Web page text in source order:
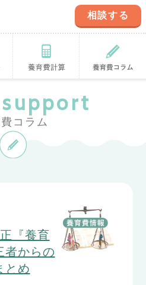
ール
相談する
コラム
『養育
者からの
とめ